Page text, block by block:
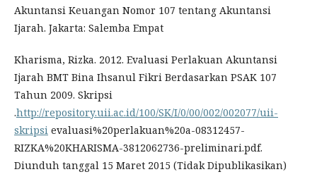
Akuntansi Keuangan Nomor 107 tentang Akuntansi
Ijarah. Jakarta: Salemba Empat
Kharisma, Rizka. 2012. Evaluasi Perlakuan Akuntansi
Ijarah BMT Bina Ihsanul Fikri Berdasarkan PSAK 107
Tahun 2009. Skripsi
.http://repository.uii.ac.id/100/SK/I/0/00/002/002077/uii-
skripsi evaluasi%20perlakuan%20a-08312457-
RIZKA%20KHARISMA-3812062736-preliminari.pdf.
Diunduh tanggal 15 Maret 2015 (Tidak Dipublikasikan)